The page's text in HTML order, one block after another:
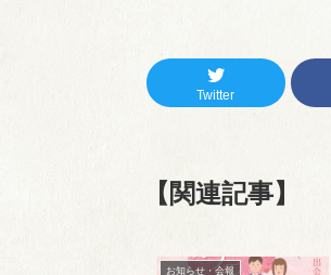
Twitter
【関連記事】
お知らせ・会報